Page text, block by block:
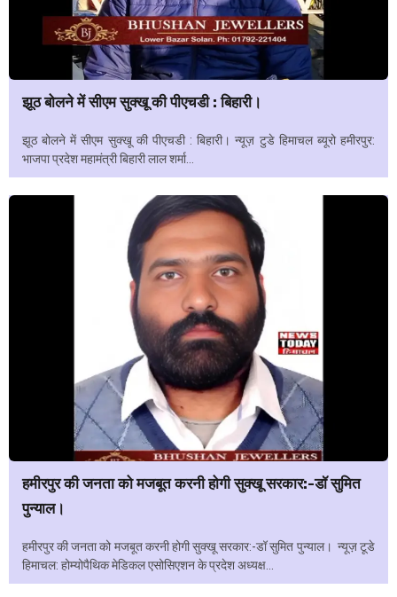
झूठ बोलने में सीएम सुक्खू की पीएचडी : बिहारी।
झूठ बोलने में सीएम सुक्खू की पीएचडी : बिहारी। न्यूज़ टुडे हिमाचल ब्यूरो हमीरपुर:
भाजपा प्रदेश महामंत्री बिहारी लाल शर्मा...
हमीरपुर की जनता को मजबूत करनी होगी सुक्खू सरकार:-डॉ सुमित
पुन्याल।
हमीरपुर की जनता को मजबूत करनी होगी सुक्खू सरकार:-डॉ सुमित पुन्याल। न्यूज़ टूडे
हिमाचल: होम्योपैथिक मेडिकल एसोसिएशन के प्रदेश अध्यक्ष...